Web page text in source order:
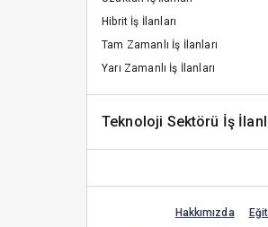
Hibrit İş İlanları
Tam Zamanlı İş İlanları
Yarı Zamanlı İş İlanları
Teknoloji Sektörü İş
Hakkımızda